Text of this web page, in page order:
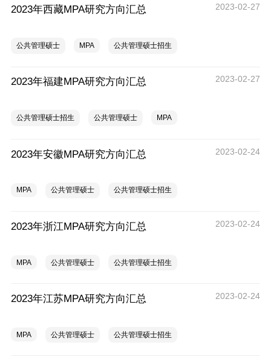
2023年西藏MPA研究方向汇总 2023-02-27
公共管理硕士 MPA 公共管理硕士招生
2023年福建MPA研究方向汇总 2023-02-27
公共管理硕士招生 公共管理硕士 MPA
2023年安徽MPA研究方向汇总 2023-02-24
MPA 公共管理硕士 公共管理硕士招生
2023年浙江MPA研究方向汇总 2023-02-24
MPA 公共管理硕士 公共管理硕士招生
2023年江苏MPA研究方向汇总 2023-02-24
MPA 公共管理硕士 公共管理硕士招生